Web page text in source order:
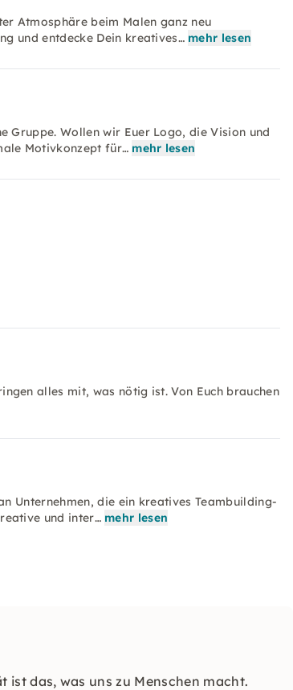
Atmosphäre beim Malen ganz neu
und entdecke Dein kreatives… mehr lesen
Gruppe. Wollen wir Euer Logo, die Vision und
Motivkonzept für… mehr lesen
alles mit, was nötig ist. Von Euch brauchen
Unternehmen, die ein kreatives Teambuilding-
und inter… mehr lesen
das, was uns zu Menschen macht.